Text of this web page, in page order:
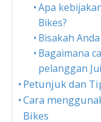
Apa
Bikes?
Bisakah
Bagaimana
pelanggan
Petunjuk dan
Cara
Bikes